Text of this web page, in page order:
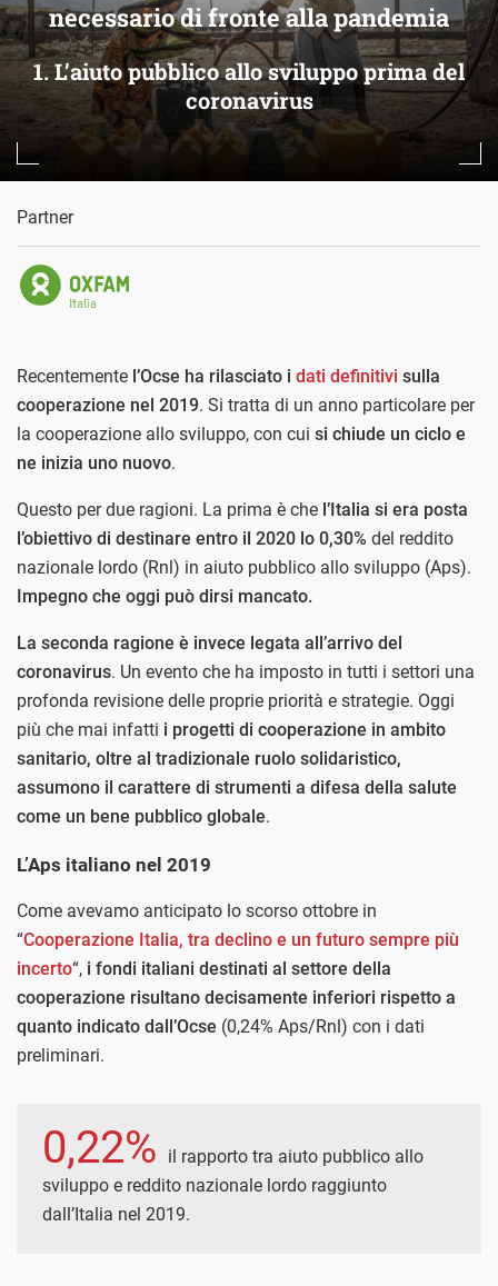
necessario di fronte alla pandemia
1. L’aiuto pubblico allo sviluppo prima del
coronavirus
Partner
Recentemente l’Ocse ha rilasciato i dati definitivi sulla
cooperazione nel 2019. Si tratta di un anno particolare per
la cooperazione allo sviluppo, con cui si chiude un ciclo e
ne inizia uno nuovo.
Questo per due ragioni. La prima è che l’Italia si era posta
l’obiettivo di destinare entro il 2020 lo 0,30% del reddito
nazionale lordo (Rnl) in aiuto pubblico allo sviluppo (Aps).
Impegno che oggi può dirsi mancato.
La seconda ragione è invece legata all’arrivo del
coronavirus. Un evento che ha imposto in tutti i settori una
profonda revisione delle proprie priorità e strategie. Oggi
più che mai infatti i progetti di cooperazione in ambito
sanitario, oltre al tradizionale ruolo solidaristico,
assumono il carattere di strumenti a difesa della salute
come un bene pubblico globale.
L’Aps italiano nel 2019
Come avevamo anticipato lo scorso ottobre in
“Cooperazione Italia, tra declino e un futuro sempre più
incerto“, i fondi italiani destinati al settore della
cooperazione risultano decisamente inferiori rispetto a
quanto indicato dall’Ocse (0,24% Aps/Rnl) con i dati
preliminari.
0,22%
il rapporto tra aiuto pubblico allo
sviluppo e reddito nazionale lordo raggiunto
dall’Italia nel 2019.